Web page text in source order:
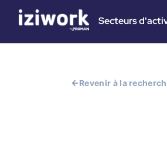
Secteurs
Revenir à la